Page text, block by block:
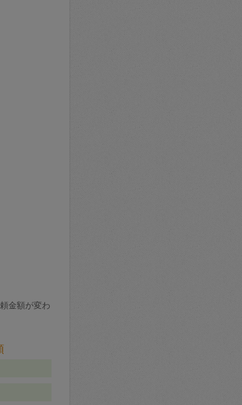
金額が変わ